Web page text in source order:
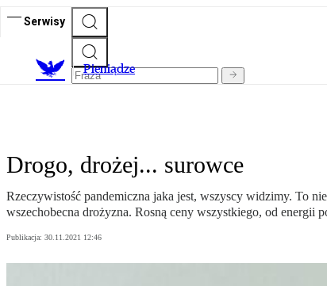
Serwisy
Pieniądze
Drogo, drożej... surowce
Rzeczywistość pandemiczna jaka jest, wszyscy widzimy. To
wszechobecna drożyzna. Rosną ceny wszystkiego, od energii
Publikacja: 30.11.2021 12:46